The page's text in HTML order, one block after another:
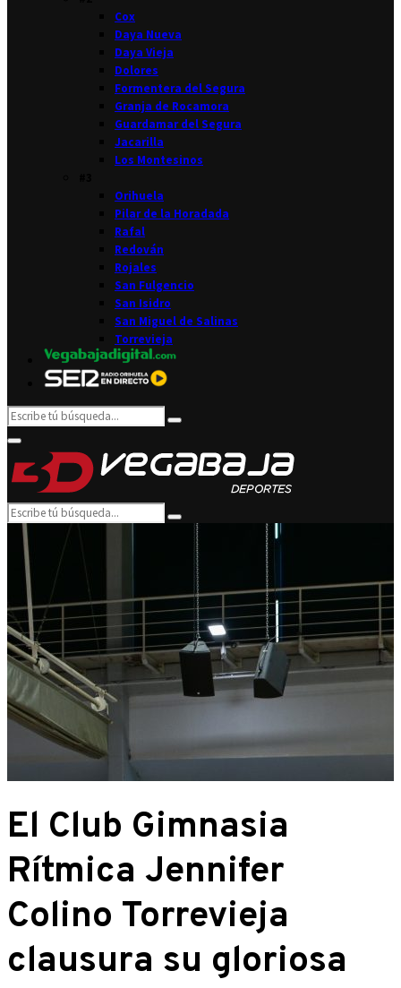
Cox
Daya Nueva
Daya Vieja
Dolores
Formentera del Segura
Granja de Rocamora
Guardamar del Segura
Jacarilla
Los Montesinos
Orihuela
Pilar de la Horadada
Rafal
Redován
Rojales
San Fulgencio
San Isidro
San Miguel de Salinas
Torrevieja
Search
for:
Search
Primary
Menu
Search
for:
Search
El Club Gimnasia
Rítmica Jennifer
Colino Torrevieja
clausura su gloriosa